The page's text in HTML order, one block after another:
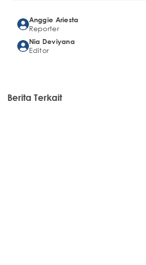
Anggie Ariesta
Reporter
Nia Deviyana
Editor
Berita Terkait